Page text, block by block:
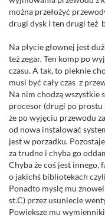
można przełożyć
drugi dysk i ten drugi też
Na płycie głownej jest
też zegar. Ten komp po
czasu. A tak, to pieknie
musi być cały czas z
Na nim chodzą wszystkie
procesor (drugi po prostu
że po wyjęciu przewodu
od nowa instalować
jest w porzadku.
za trudne i chyba go
Chyba że coś jest innego,
o jakichś bibliotekach
Ponadto myslę mu
st.C) przez usuniecie
Powieksze mu